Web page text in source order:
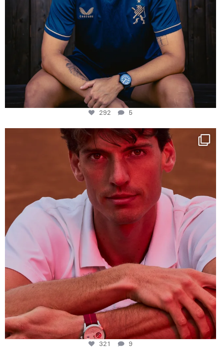
292 5
One last dance at home
This week at...
321
9
321 9